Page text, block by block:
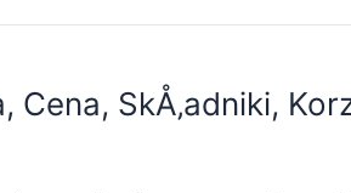
SkÅ‚adniki,